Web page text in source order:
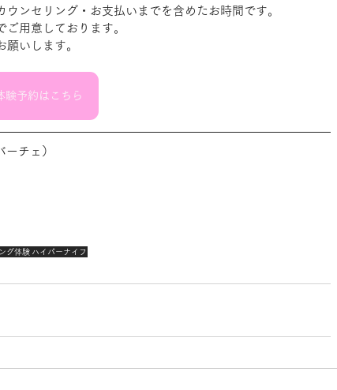
ンセリング・お支払いまでを含めたお時間です。
用意しております。
いします。
験予約はこちら
チェ）
グ体験 ハイパーナイフ